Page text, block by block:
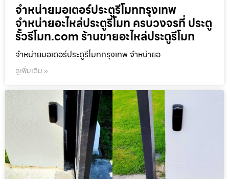
จำหน่ายมอเตอร์ประตูรีโมทกรุงเทพ
จำหน่ายอะไหล่ประตูรีโมท ครบวงจรที่ ประตู
รั้วรีโมท.com ร้านขายอะไหล่ประตูรีโมท
จำหน่ายมอเตอร์ประตูรีโมทกรุงเทพ จำหน่ายอ
ดูเพิ่มเติม »